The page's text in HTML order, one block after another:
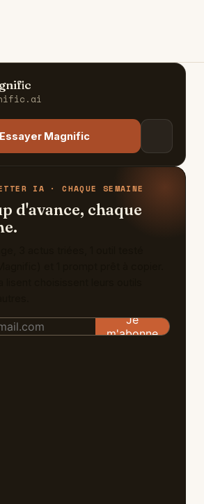
Essayer Magnific
IA · CHAQUE SEMAINE
d'avance, chaque